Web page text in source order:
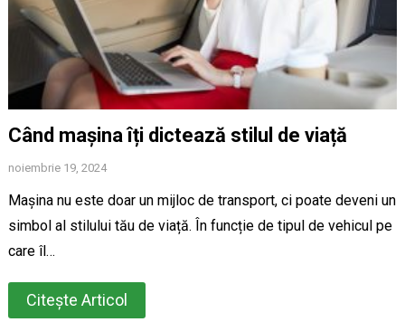
Când mașina îți dictează stilul de viață
noiembrie 19, 2024
Mașina nu este doar un mijloc de transport, ci poate deveni un
simbol al stilului tău de viață. În funcție de tipul de vehicul pe
care îl…
Citește Articol